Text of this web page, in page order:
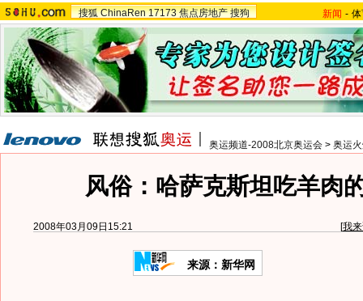
搜狐 ChinaRen 17173 焦点房地产 搜狗 新闻 -
奥运频道-2008北京奥运会 > 奥运
风俗：哈萨克斯坦吃羊肉
2008年03月09日15:21 [我
来源：新华网